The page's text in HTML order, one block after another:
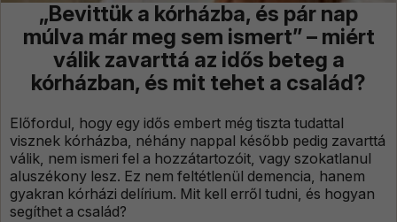
„Bevittük a kórházba, és pár nap
múlva már meg sem ismert” – miért
válik zavarttá az idős beteg a
kórházban, és mit tehet a család?
Előfordul, hogy egy idős embert még tiszta tudattal
visznek kórházba, néhány nappal később pedig zavarttá
válik, nem ismeri fel a hozzátartozóit, vagy szokatlanul
aluszékony lesz. Ez nem feltétlenül demencia, hanem
gyakran kórházi delírium. Mit kell erről tudni, és hogyan
segíthet a család?